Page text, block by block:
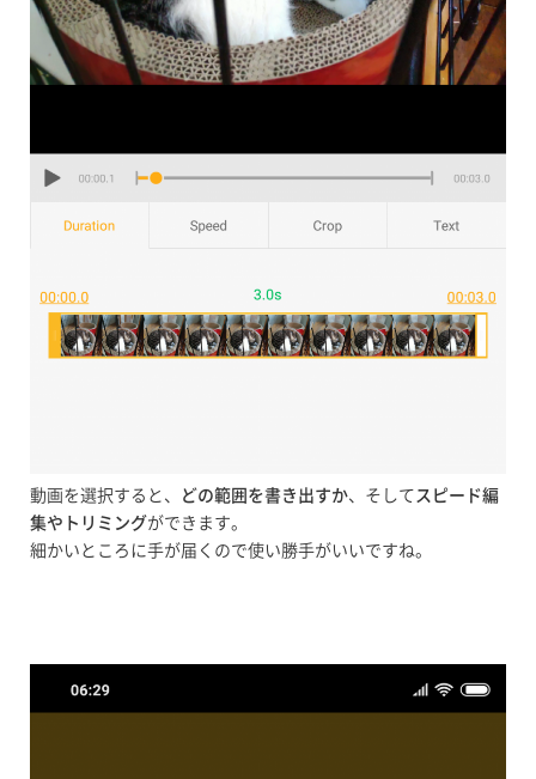
動画を選択すると、 どの範囲を書き出すか、そして スピード編
集やトリミングができます。
細かいところに手が届くので使い勝手がいいですね。